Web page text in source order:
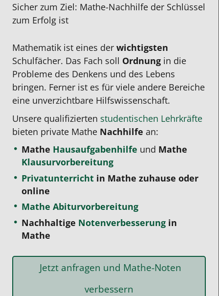
Sicher zum Ziel: Mathe-Nachhilfe der Schlüssel
zum Erfolg ist
Mathematik ist eines der wichtigsten
Schulfächer. Das Fach soll Ordnung in die
Probleme des Denkens und des Lebens
bringen. Ferner ist es für viele andere Bereiche
eine unverzichtbare Hilfswissenschaft.
Unsere qualifizierten studentischen Lehrkräfte
bieten private Mathe Nachhilfe an:
Mathe Hausaufgabenhilfe und Mathe
Klausurvorbereitung
Privatunterricht in Mathe zuhause oder
online
Mathe Abiturvorbereitung
Nachhaltige Notenverbesserung in
Mathe
Jetzt anfragen und Mathe-Noten
verbessern